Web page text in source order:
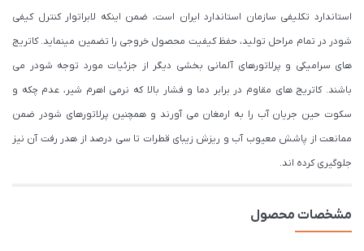
استاندارد تکلیفی سازمان استاندارد ایران است، ضمن اینکه لابراتوار کنترل کیفی
شودر در تمام مراحل تولید، حفظ کیفیت محصول خروجی را تضمین مینماید. کاتریج
های سرامیکی و پرلاتورهای آلمانی بخشی دیگر از جزئیات مورد توجه شودر می
باشند. کاتریج های مقاوم در برابر دما و فشار بالا که نرمی اهرم شیر، عدم چکه و
سکوت حین جریان آب را به ارمغان می آورند و همچنین پرلاتورهای شودر ضمن
ممانعت از پاشش معیوب آب و ریزش زیبای قطرات تا سی درصد از هدر رفت آن نیز
جلوگیری کرده اند.
مشخصات محصول